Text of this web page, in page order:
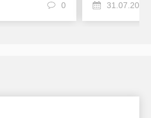
0 31.07.2026